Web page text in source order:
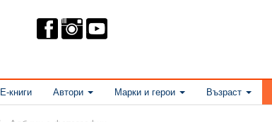
Е-книги Автори Марки и герои Възраст